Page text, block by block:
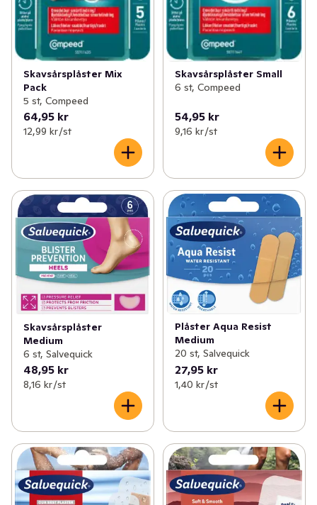
Skavsårsplåster Mix
Pack
5 st, Compeed
64,95 kr
12,99 kr /st
Skavsårsplåster Small
6 st, Compeed
54,95 kr
9,16 kr /st
Skavsårsplåster
Medium
6 st, Salvequick
48,95 kr
8,16 kr /st
Plåster Aqua Resist
Medium
20 st, Salvequick
27,95 kr
1,40 kr /st